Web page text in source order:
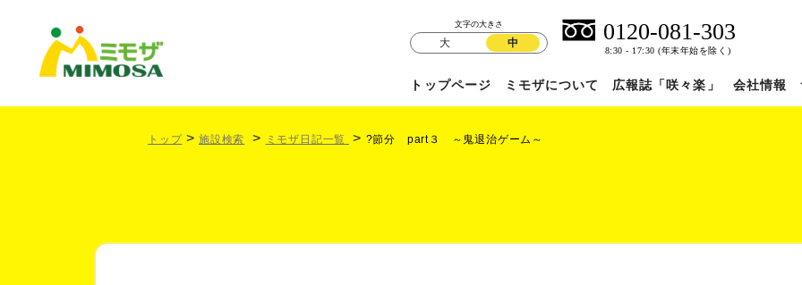
文字の大きさ
大 中
トップページ ミモザについて 広報誌「咲々楽」 会社情報
トップ 施設検索 ミモザ日記一覧 ?節分 part３ ～鬼退治ゲーム～